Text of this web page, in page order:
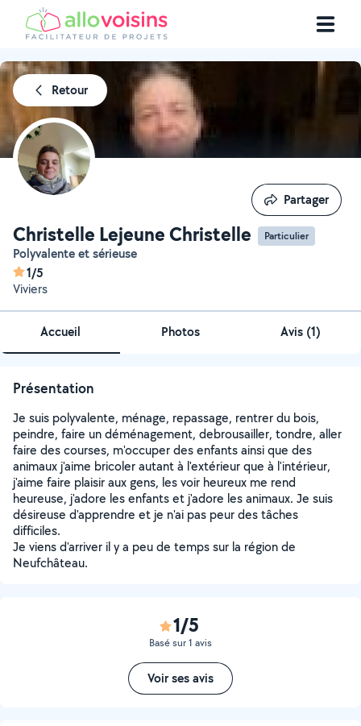
Retour
Christelle Lejeune Christelle Particulier
Polyvalente et sérieuse
1/5
Viviers
Partager
Partager
Accueil Photos Avis (1)
Présentation
Je suis polyvalente, ménage, repassage, rentrer du bois,
peindre, faire un déménagement, debrousailler, tondre, aller
faire des courses, m'occuper des enfants ainsi que des
animaux j'aime bricoler autant à l'extérieur que à l'intérieur,
j'aime faire plaisir aux gens, les voir heureux me rend
heureuse, j'adore les enfants et j'adore les animaux. Je suis
désireuse d'apprendre et je n'ai pas peur des tâches
difficiles.
Je viens d'arriver il y a peu de temps sur la région de
Neufchâteau.
1/5
Basé sur 1 avis
Voir ses avis